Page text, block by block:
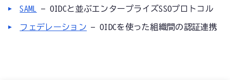
SAML — OIDCと並ぶエンタープライズSSOプロトコル
フェデレーション — OIDCを使った組織間の認証連携